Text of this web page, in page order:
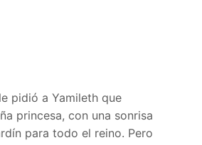
pidió a Yamileth que
princesa, con una sonrisa
para todo el reino. Pero